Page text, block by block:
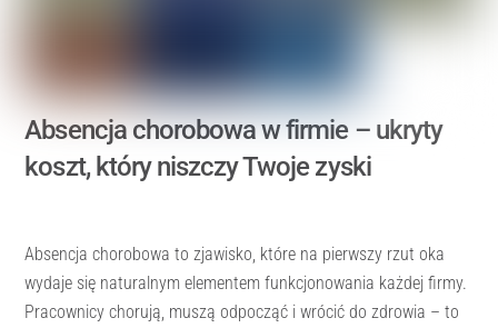
Absencja chorobowa w firmie – ukryty
koszt, który niszczy Twoje zyski
Absencja chorobowa to zjawisko, które na pierwszy rzut oka
wydaje się naturalnym elementem funkcjonowania każdej firmy.
Pracownicy chorują, muszą odpocząć i wrócić do zdrowia – to